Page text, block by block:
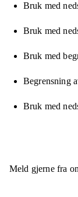
Bruk med
Bruk med
Bruk med
Begrensning
Bruk med
Meld gjerne fra